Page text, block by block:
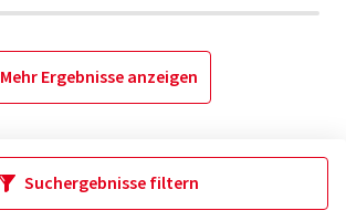
Mehr Ergebnisse anzeigen
Suchergebnisse filtern